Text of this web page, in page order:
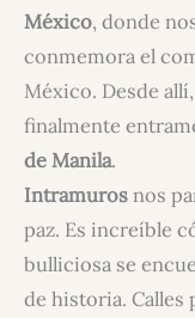
México, donde
conmemora el
México. Desde
finalmente
de Manila.
Intramurosnos
paz. Es increíble
bulliciosa se
de historia. Calles